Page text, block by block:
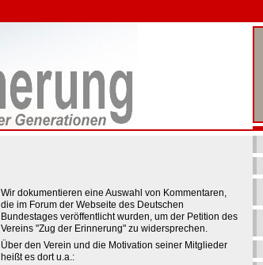
Wir dokumentieren eine Auswahl von Kommentaren,
die im Forum der Webseite des Deutschen
Bundestages veröffentlicht wurden, um der Petition des
Vereins "Zug der Erinnerung" zu widersprechen.
Über den Verein und die Motivation seiner Mitglieder
heißt es dort u.a.: